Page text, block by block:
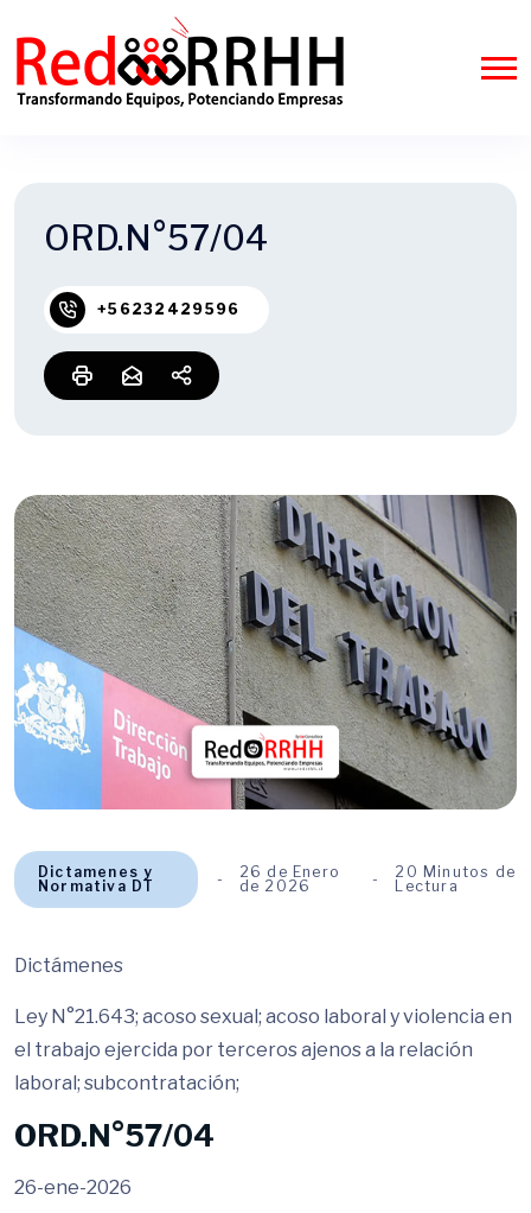
ORD.N°57/04
+56232429596
Dictamenes y
Normativa DT
26 de Enero
de 2026
20 Minutos de
Lectura
Dictámenes
Ley N°21.643; acoso sexual; acoso laboral y violencia en
el trabajo ejercida por terceros ajenos a la relación
laboral; subcontratación;
ORD.N°57/04
26-ene-2026